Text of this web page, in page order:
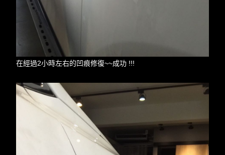
在經過2小時左右的凹痕修復~~成功 !!!